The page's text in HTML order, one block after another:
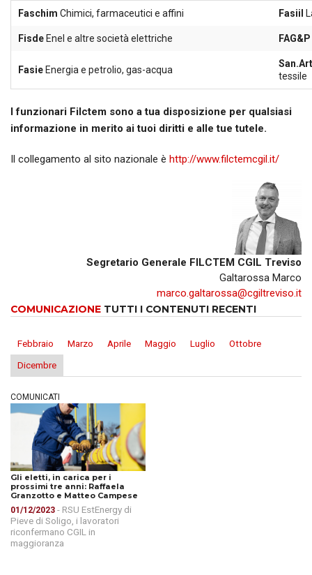
Faschim Chimici, farmaceutici e affini Fasiil
FisdeEnel e altre società elettriche FAG&P
FasieEnergia e petrolio, gas-acqua
tessile
I funzionari Filctem sono a tua disposizione per qualsiasi
informazione in merito ai tuoi diritti e alle tue tutele.
Il collegamento al sito nazionale è http://www.filctemcgil.it/
Segretario Generale FILCTEM CGIL Treviso
Galtarossa Marco
marco.galtarossa@cgiltreviso.it
COMUNICAZIONE TUTTI I CONTENUTI RECENTI
Febbraio Marzo Aprile Maggio Luglio
Ottobre
Dicembre
COMUNICATI
Gli eletti, in carica per i
prossimi tre anni: Raffaela
Granzotto e Matteo Campese
01/12/2023 - RSU EstEnergy di
Pieve di Soligo, i lavoratori
riconfermano CGIL in
maggioranza